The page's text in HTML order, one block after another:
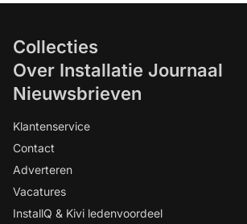
Collecties
Over Installatie Journaal
Nieuwsbrieven
Klantenservice
Contact
Adverteren
Vacatures
InstallQ & Kivi ledenvoordeel